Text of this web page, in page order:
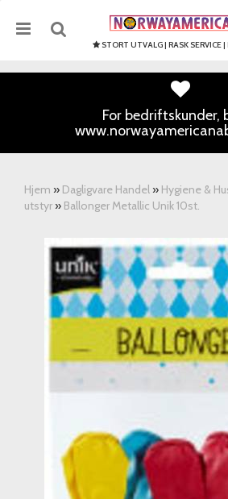
STORT UTVALG | RASK SERVICE
For bedriftskunder,
Hjem » Dagligvare Handel » Hygiene &
utstyr » Ballonger Metallic Unik 10st.